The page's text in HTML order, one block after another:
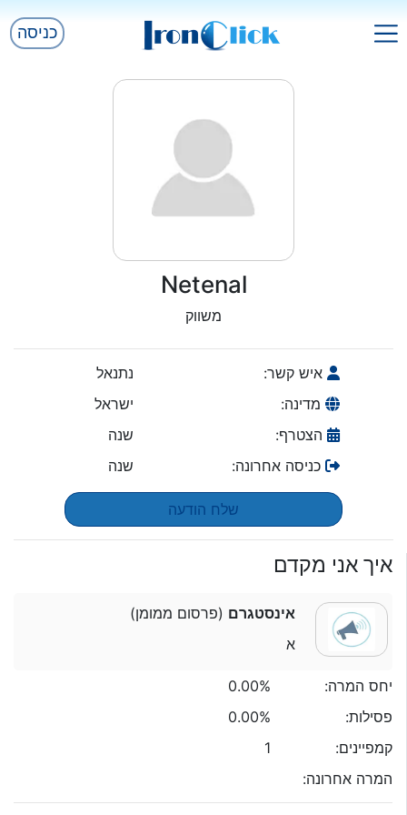
כניסה
Netenal
משווק
איש קשר:
נתנאל
מדינה:
ישראל
הצטרף:
שנה
כניסה אחרונה:
שנה
שלח הודעה
איך אני מקדם
אינסטגרם (פרסום ממומן)
א
יחס המרה:
0.00%
פסילות:
0.00%
קמפיינים:
1
המרה אחרונה: